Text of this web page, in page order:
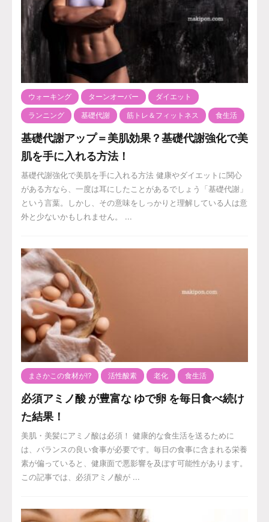
ウォーキング ターンオーバー ダイエット
ランニング 基礎代謝 筋トレ＆フィットネス 食生活
基礎代謝アップ＝美肌効果？基礎代謝強化で美
肌を手に入れる方法！
基礎代謝強化で美肌を手に入れる方法 健康やダイエットに関心
がある方なら、一度は耳にしたことがあるでしょう「基礎代謝」
という言葉。しかし、その意味をしっかりと理解している人は意
外と少ないかもしれません。 ...
まさかこの食材が⁉️ 活性酸素 老化 食生活
必須アミノ酸 が豊富な ゆで卵 を毎日食べ続け
た結果！
美肌・美髪にアミノ酸は必須！ 健康的な食生活を送るために
は、バランスの良い食事が必要です。毎日の食事に含まれる栄養
素が偏っていると、健康面で悪影響を及ぼす可能性があります。
この記事では、必須アミノ酸が ...